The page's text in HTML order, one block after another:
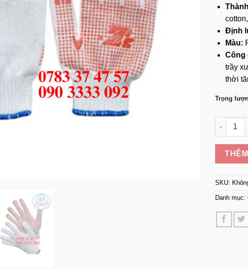
Định
Màu:
Công
trầy
thời
Trọng
Găng
SKU:
Danh mục: